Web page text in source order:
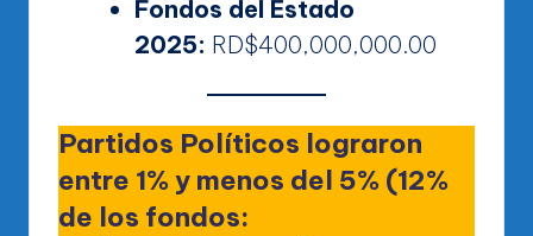
Fondos del Estado
2025: RD$400,000,000.00
Partidos Políticos lograron
entre 1% y menos del 5% (12%
de los fondos: